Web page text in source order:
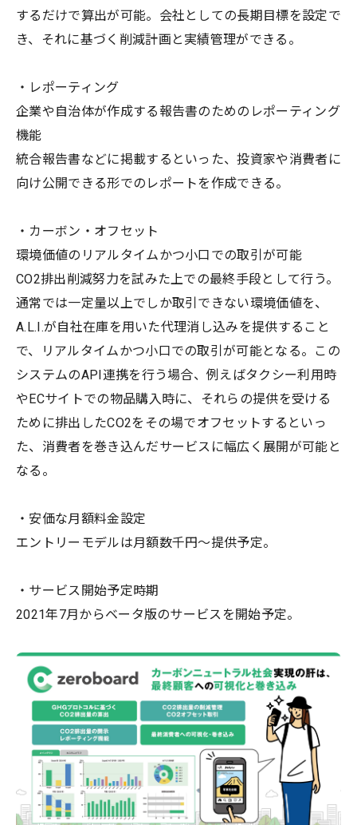
するだけで算出が可能。会社としての長期目標を設定で
き、それに基づく削減計画と実績管理ができる。
・レポーティング
企業や自治体が作成する報告書のためのレポーティング
機能
統合報告書などに掲載するといった、投資家や消費者に
向け公開できる形でのレポートを作成できる。
・カーボン・オフセット
環境価値のリアルタイムかつ小口での取引が可能
CO2排出削減努力を試みた上での最終手段として行う。
通常では一定量以上でしか取引できない環境価値を、
A.L.I.が自社在庫を用いた代理消し込みを提供すること
で、リアルタイムかつ小口での取引が可能となる。この
システムのAPI連携を行う場合、例えばタクシー利用時
やECサイトでの物品購入時に、それらの提供を受ける
ために排出したCO2をその場でオフセットするといっ
た、消費者を巻き込んだサービスに幅広く展開が可能と
なる。
・安価な月額料金設定
エントリーモデルは月額数千円～提供予定。
・サービス開始予定時期
2021年7月からベータ版のサービスを開始予定。